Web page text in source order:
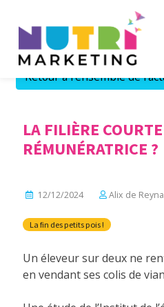
Retour à l'ensemble de
LA FILIÈRE
RÉMUNÉRATRICE ?
12/12/2024 Alix de
La fin des petits pois !
Un éleveur sur deux ne
en vendant ses colis de